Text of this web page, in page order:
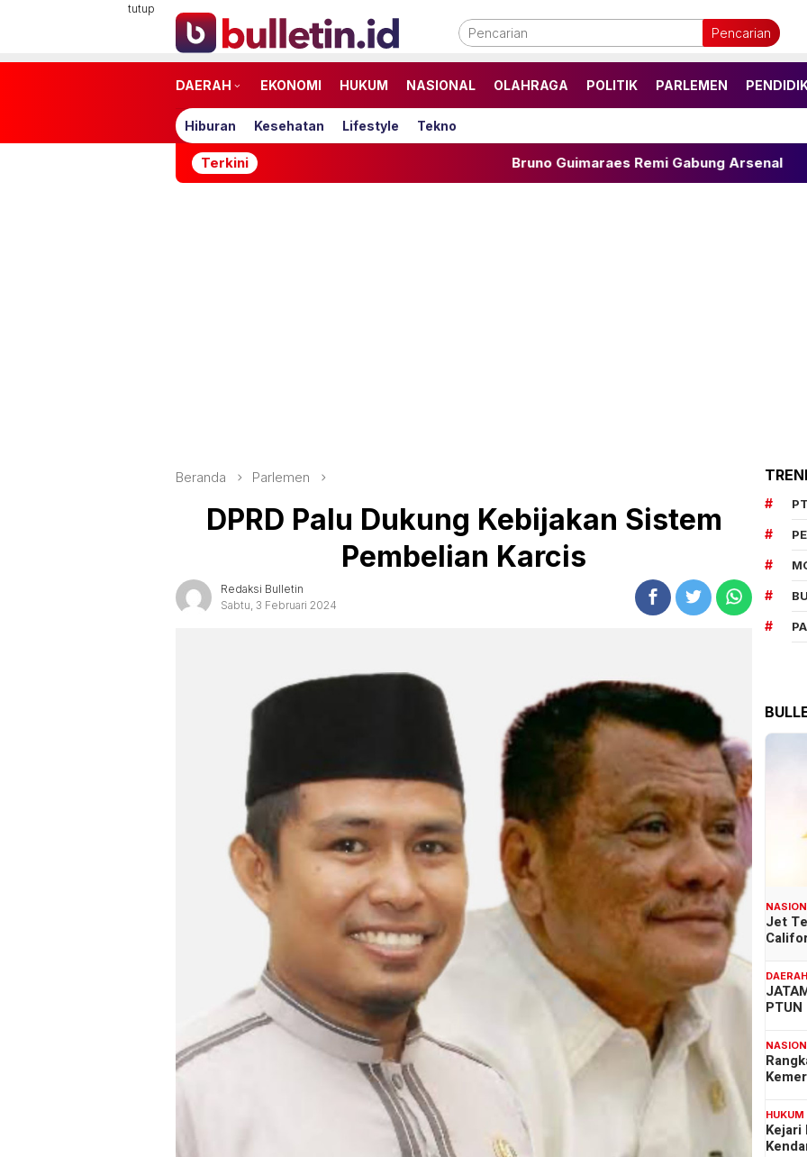
tutup
Pencarian
DAERAH EKONOMI HUKUM NASIONAL OLAHRAGA POLITIK PARLEMEN
Hiburan Kesehatan Lifestyle Tekno
Terkini Bruno Guimaraes Remi Gabung Arsenal Resep
Beranda Parlemen
DPRD Palu Dukung Kebijakan Sistem
Pembelian Karcis
Redaksi Bulletin
Sabtu, 3 Februari 2024
Jet
HUKUM
Kejari